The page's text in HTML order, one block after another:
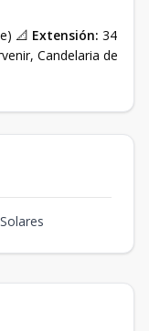
📐 Extensión: 34
Candelaria de